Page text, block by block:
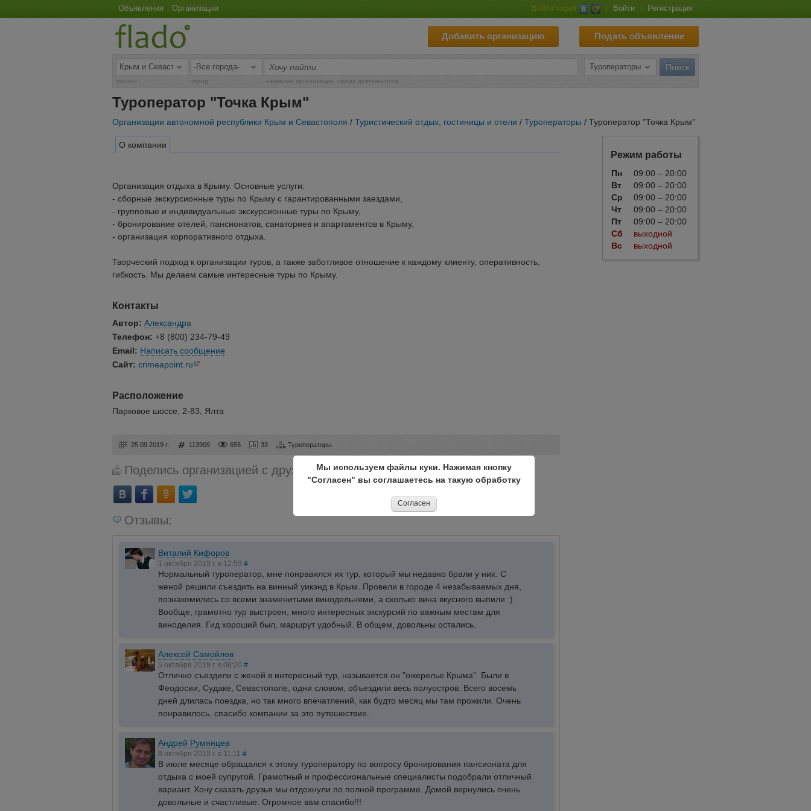
Объявления Организации Войти через Войти Регистрация
Подать объявление
Добавить организацию
регион город название организации, сфера деятельности
Туроператор "Точка Крым"
Организации автономной республики Крым и Севастополя / Туристический отдых, гостиницы и отели / Туроператоры / Туроператор "Точка Крым"
Режим работы
Пн
09:00 – 20:00
Вт
09:00 – 20:00
Ср
09:00 – 20:00
Чт
09:00 – 20:00
Пт
09:00 – 20:00
Сб
выходной
Вс
выходной
О компании
Организация отдыха в Крыму. Основные услуги:
- сборные экскурсионные туры по Крыму с гарантированными заездами,
- групповые и индивидуальные экскурсионные туры по Крыму,
- бронирование отелей, пансионатов, санаториев и апартаментов в Крыму,
- организация корпоративного отдыха.
Творческий подход к организации туров, а также заботливое отношение к каждому клиенту, оперативность,
гибкость. Мы делаем самые интересные туры по Крыму.
Контакты
Автор: Александра
Телефон: +8 (800) 234-79-49
Email: Написать сообщение
Сайт: crimeapoint.ru
Расположение
Парковое шоссе, 2-83, Ялта
25.09.2019 г. 113909 655 33 Туроператоры
Поделись организацией с друзьями!
Отзывы:
Виталий Кифоров
1 октября 2019 г. в 12:59 #
Нормальный туроператор, мне понравился их тур, который мы недавно брали у них. С
женой решили съездить на винный уикэнд в Крым. Провели в городе 4 незабываемых дня,
познакомились со всеми знаменитыми винодельнями, а сколько вина вкусного выпили :)
Вообще, грамотно тур выстроен, много интересных экскурсий по важным местам для
виноделия. Гид хороший был, маршрут удобный. В общем, довольны остались.
Алексей Самойлов
5 октября 2019 г. в 08:20 #
Отлично съездили с женой в интересный тур, называется он "ожерелье Крыма". Были в
Феодосии, Судаке, Севастополе, одни словом, объездили весь полуостров. Всего восемь
дней длилась поездка, но так много впечатлений, как будто месяц мы там прожили. Очень
понравилось, спасибо компании за это путешествие.
Андрей Румянцев
8 октября 2019 г. в 11:11 #
В июле месяце обращался к этому туроператору по вопросу бронирования пансионата для
отдыха с моей супругой. Грамотный и профессиональные специалисты подобрали отличный
вариант. Хочу сказать друзья мы отдохнули по полной программе. Домой вернулись очень
довольные и счастливые. Огромное вам спасибо!!!
Мы используем файлы куки. Нажимая кнопку
"Согласен" вы соглашаетесь на такую обработку
Согласен